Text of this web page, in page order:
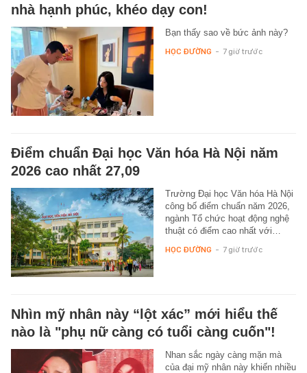
nhà hạnh phúc, khéo dạy con!
Bạn thấy sao về bức ảnh này?
HỌC ĐƯỜNG - 7 giờ trước
Điểm chuẩn Đại học Văn hóa Hà Nội năm
2026 cao nhất 27,09
Trường Đại học Văn hóa Hà Nội
công bố điểm chuẩn năm 2026,
ngành Tổ chức hoạt động nghệ
thuật có điểm cao nhất với…
HỌC ĐƯỜNG - 7 giờ trước
Nhìn mỹ nhân này “lột xác” mới hiểu thế
nào là "phụ nữ càng có tuổi càng cuốn"!
Nhan sắc ngày càng mặn mà
của đại mỹ nhân này khiến nhiều